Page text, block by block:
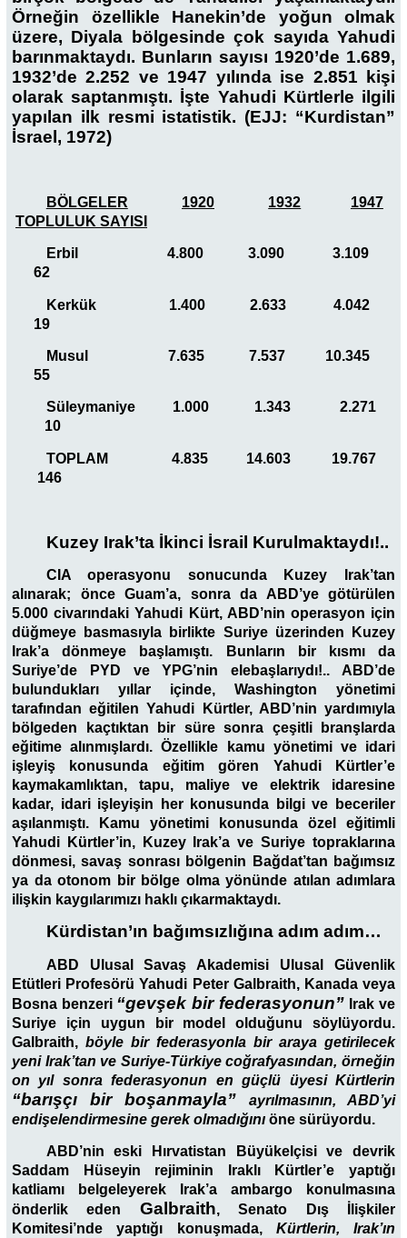
Örneğin özellikle Hanekin’de yoğun olmak
üzere, Diyala bölgesinde çok sayıda Yahudi
barınmaktaydı. Bunların sayısı 1920’de 1.689,
1932’de 2.252 ve 1947 yılında ise 2.851 kişi
olarak saptanmıştı. İşte Yahudi Kürtlerle ilgili
yapılan ilk resmi istatistik. (EJJ: “Kurdistan”
İsrael, 1972)
BÖLGELER 1920 1932
1947
TOPLULUK SAYISI
Erbil 4.800 3.090 3.109
62
Kerkük 1.400 2.633 4.042
19
Musul 7.635 7.537 10.345
55
Süleymaniye 1.000 1.343 2.271
10
TOPLAM 4.835 14.603 19.767
146
Kuzey Irak’ta İkinci İsrail Kurulmaktaydı!..
CIA operasyonu sonucunda Kuzey Irak’tan
alınarak; önce Guam’a, sonra da ABD’ye götürülen
5.000 civarındaki Yahudi Kürt, ABD’nin operasyon için
düğmeye basmasıyla birlikte Suriye üzerinden Kuzey
Irak’a dönmeye başlamıştı. Bunların bir kısmı da
Suriye’de PYD ve YPG’nin elebaşlarıydı!.. ABD’de
bulundukları yıllar içinde, Washington yönetimi
tarafından eğitilen Yahudi Kürtler, ABD’nin yardımıyla
bölgeden kaçtıktan bir süre sonra çeşitli branşlarda
eğitime alınmışlardı. Özellikle kamu yönetimi ve idari
işleyiş konusunda eğitim gören Yahudi Kürtler’e
kaymakamlıktan, tapu, maliye ve elektrik idaresine
kadar, idari işleyişin her konusunda bilgi ve beceriler
aşılanmıştı. Kamu yönetimi konusunda özel eğitimli
Yahudi Kürtler’in, Kuzey Irak’a ve Suriye topraklarına
dönmesi, savaş sonrası bölgenin Bağdat’tan bağımsız
ya da otonom bir bölge olma yönünde atılan adımlara
ilişkin kaygılarımızı haklı çıkarmaktaydı.
Kürdistan’ın bağımsızlığına adım adım…
ABD Ulusal Savaş Akademisi Ulusal Güvenlik
Etütleri Profesörü Yahudi Peter Galbraith, Kanada veya
Bosna benzeri “gevşek bir federasyonun”
Irak ve
Suriye için uygun bir model olduğunu söylüyordu.
Galbraith, böyle bir federasyonla bir araya getirilecek
yeni Irak’tan ve Suriye-Türkiye coğrafyasından, örneğin
on yıl sonra federasyonun en güçlü üyesi Kürtlerin
“barışçı bir boşanmayla”
ayrılmasının, ABD’yi
endişelendirmesine gerek olmadığını öne sürüyordu.
ABD’nin eski Hırvatistan Büyükelçisi ve devrik
Saddam Hüseyin rejiminin Iraklı Kürtler’e yaptığı
katliamı belgeleyerek Irak’a ambargo konulmasına
önderlik eden
Galbraith, Senato Dış İlişkiler
Komitesi’nde yaptığı konuşmada, Kürtlerin, Irak’ın